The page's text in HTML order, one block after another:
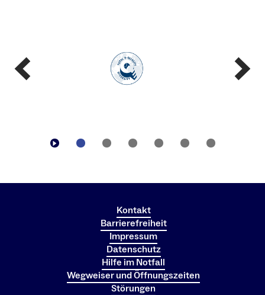
Kontakt
Barrierefreiheit
Impressum
Datenschutz
Hilfe im Notfall
Wegweiser und Öffnungszeiten
Störungen